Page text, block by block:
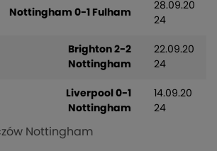
Nottingham 0-1 Fulham
28.09.20
24
Brighton 2-2
Nottingham
22.09.20
24
Liverpool 0-1
Nottingham
14.09.20
24
Nottingham